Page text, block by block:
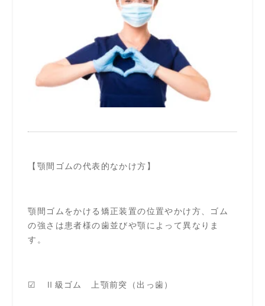
【顎間ゴムの代表的なかけ方】
顎間ゴムをかける矯正装置の位置やかけ方、ゴム
の強さは患者様の歯並びや顎によって異なりま
す。
☑ Ⅱ級ゴム 上顎前突（出っ歯）